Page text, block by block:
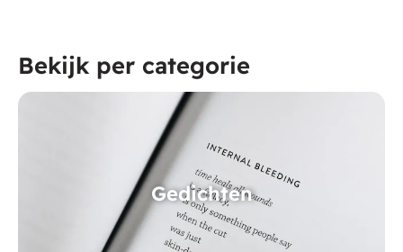
Bekijk per categorie
Gedichten